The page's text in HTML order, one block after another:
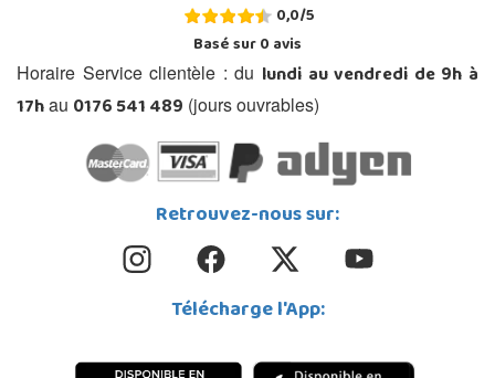
0,0/5
Basé sur0avis
Horaire Service clientèle : du lundi au vendredi de 9h à
17hau 0176 541 489 (jours ouvrables)
Retrouvez-nous sur:
Télécharge l'App: